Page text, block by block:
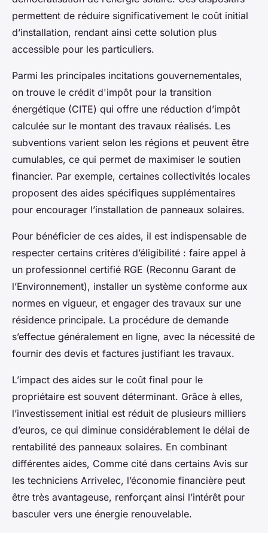
permettent de réduire significativement le coût initial
d’installation, rendant ainsi cette solution plus
accessible pour les particuliers.
Parmi les principales incitations gouvernementales,
on trouve le crédit d'impôt pour la transition
énergétique (CITE) qui offre une réduction d’impôt
calculée sur le montant des travaux réalisés. Les
subventions varient selon les régions et peuvent être
cumulables, ce qui permet de maximiser le soutien
financier. Par exemple, certaines collectivités locales
proposent des aides spécifiques supplémentaires
pour encourager l’installation de panneaux solaires.
Pour bénéficier de ces aides, il est indispensable de
respecter certains critères d’éligibilité : faire appel à
un professionnel certifié RGE (Reconnu Garant de
l’Environnement), installer un système conforme aux
normes en vigueur, et engager des travaux sur une
résidence principale. La procédure de demande
s’effectue généralement en ligne, avec la nécessité de
fournir des devis et factures justifiant les travaux.
L’impact des aides sur le coût final pour le
propriétaire est souvent déterminant. Grâce à elles,
l’investissement initial est réduit de plusieurs milliers
d’euros, ce qui diminue considérablement le délai de
rentabilité des panneaux solaires. En combinant
différentes aides, Comme cité dans certains Avis sur
les techniciens Arrivelec, l’économie financière peut
être très avantageuse, renforçant ainsi l’intérêt pour
basculer vers une énergie renouvelable.